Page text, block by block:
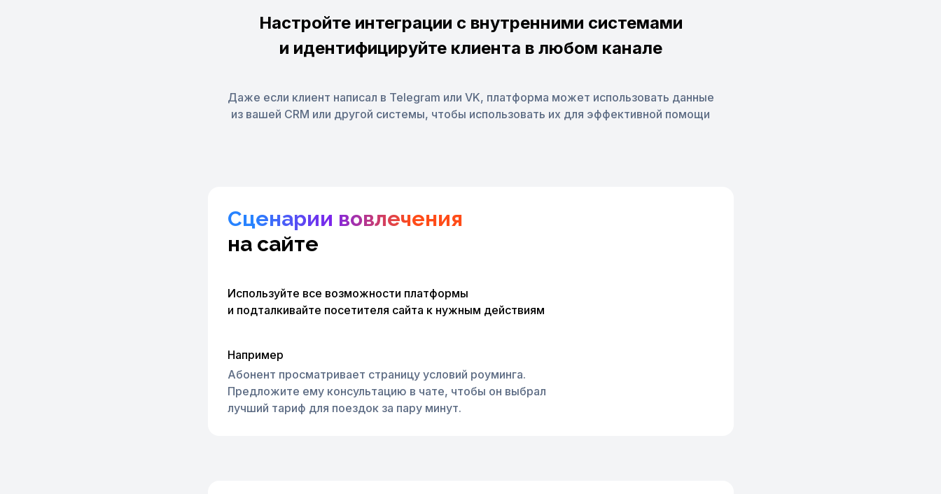
Настройте интеграции с внутренними системами
и идентифицируйте клиента в любом канале
Даже если клиент написал в Telegram или VK, платформа может использовать данные
из вашей CRM или другой системы, чтобы использовать их для эффективной помощи
Сценарии вовлечения
на сайте
Используйте все возможности платформы
и подталкивайте посетителя сайта к нужным действиям
Например
Абонент просматривает страницу условий роуминга.
Предложите ему консультацию в чате, чтобы он выбрал
лучший тариф для поездок за пару минут.